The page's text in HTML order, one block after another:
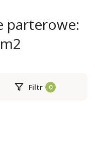
parterowe:
Filtr